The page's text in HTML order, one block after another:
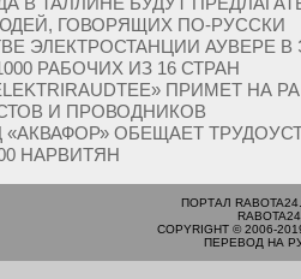
ГОВОРЯЩИХ ПО-РУССКИ
ЭЛЕКТРОСТАНЦИИ АУВЕРЕ
РАБОЧИХ ИЗ 16 СТРАН
ПРИМЕТ НА
И ПРОВОДНИКОВ
«АКВАФОР» ОБЕЩАЕТ
НАРВИТЯН
ПОРТАЛ
COPYRIGHT © 2006-
ПЕРЕВОД НА